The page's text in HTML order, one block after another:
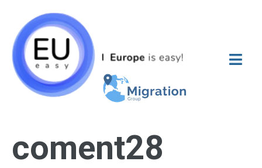
coment28